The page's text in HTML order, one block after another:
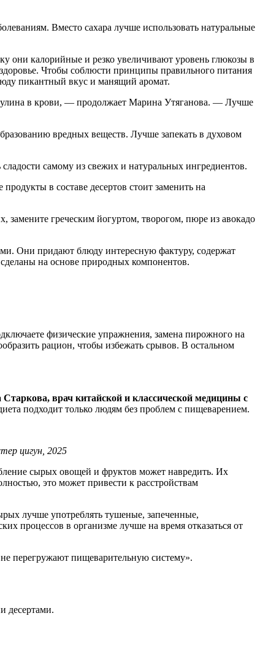
Вместо сахара лучше использовать натуральные
они калорийные и резко увеличивают уровень глюкозы в
Чтобы соблюсти принципы правильного питания
пикантный вкус и манящий аромат.
в крови, — продолжает Марина Утяганова. — Лучше
вредных веществ. Лучше запекать в духовом
самому из свежих и натуральных ингредиентов.
в составе десертов стоит заменить на
замените греческим йогуртом, творогом, пюре из авокадо
Они придают блюду интересную фактуру, содержат
на основе природных компонентов.
физические упражнения, замена пирожного на
рацион, чтобы избежать срывов. В остальном
врач китайской и классической медицины с
подходит только людям без проблем с пищеварением.
цигун, 2025
сырых овощей и фруктов может навредить. Их
это может привести к расстройствам
лучше употреблять тушеные, запеченные,
процессов в организме лучше на время отказаться от
перегружают пищеварительную систему».
десертами.